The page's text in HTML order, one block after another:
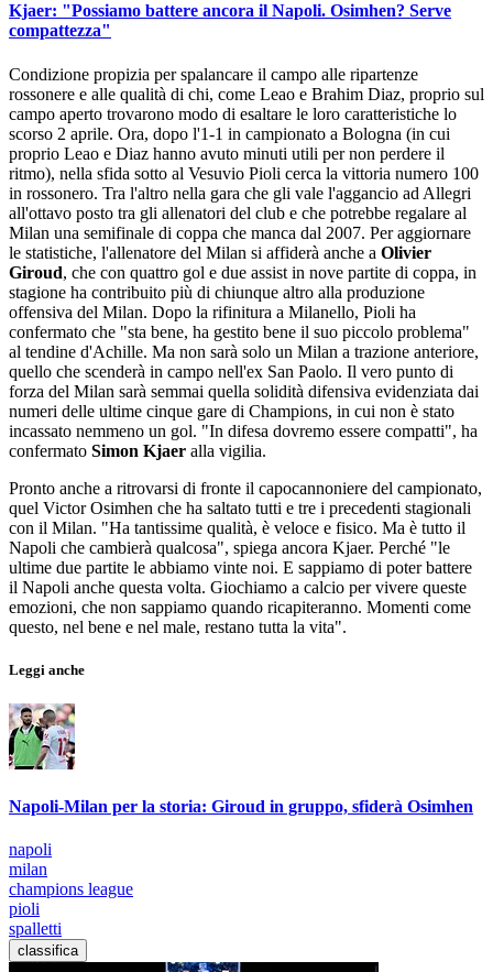
Kjaer: "Possiamo battere ancora il Napoli. Osimhen? Serve
compattezza"
Condizione propizia per spalancare il campo alle ripartenze
rossonere e alle qualità di chi, come Leao e Brahim Diaz, proprio sul
campo aperto trovarono modo di esaltare le loro caratteristiche lo
scorso 2 aprile. Ora, dopo l'1-1 in campionato a Bologna (in cui
proprio Leao e Diaz hanno avuto minuti utili per non perdere il
ritmo), nella sfida sotto al Vesuvio Pioli cerca la vittoria numero 100
in rossonero. Tra l'altro nella gara che gli vale l'aggancio ad Allegri
all'ottavo posto tra gli allenatori del club e che potrebbe regalare al
Milan una semifinale di coppa che manca dal 2007. Per aggiornare
le statistiche, l'allenatore del Milan si affiderà anche a Olivier
Giroud, che con quattro gol e due assist in nove partite di coppa, in
stagione ha contribuito più di chiunque altro alla produzione
offensiva del Milan. Dopo la rifinitura a Milanello, Pioli ha
confermato che "sta bene, ha gestito bene il suo piccolo problema"
al tendine d'Achille. Ma non sarà solo un Milan a trazione anteriore,
quello che scenderà in campo nell'ex San Paolo. Il vero punto di
forza del Milan sarà semmai quella solidità difensiva evidenziata dai
numeri delle ultime cinque gare di Champions, in cui non è stato
incassato nemmeno un gol. "In difesa dovremo essere compatti", ha
confermato Simon Kjaer alla vigilia.
Pronto anche a ritrovarsi di fronte il capocannoniere del campionato,
quel Victor Osimhen che ha saltato tutti e tre i precedenti stagionali
con il Milan. "Ha tantissime qualità, è veloce e fisico. Ma è tutto il
Napoli che cambierà qualcosa", spiega ancora Kjaer. Perché "le
ultime due partite le abbiamo vinte noi. E sappiamo di poter battere
il Napoli anche questa volta. Giochiamo a calcio per vivere queste
emozioni, che non sappiamo quando ricapiteranno. Momenti come
questo, nel bene e nel male, restano tutta la vita".
Leggi anche
Napoli-Milan per la storia: Giroud in gruppo, sfiderà Osimhen
napoli
milan
champions league
pioli
spalletti
classifica